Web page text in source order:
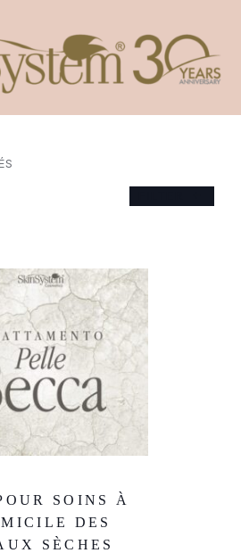
SOINS À
DES
SÈCHES